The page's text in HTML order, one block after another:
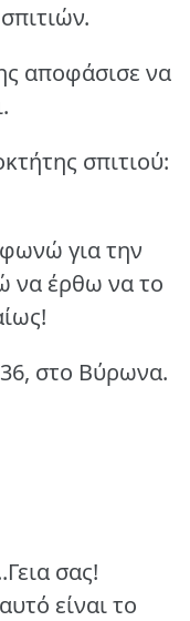
αποφάσισε να
σπιτιού:
για την
να έρθω να το
36, στο Βύρωνα.
σας!
είναι το